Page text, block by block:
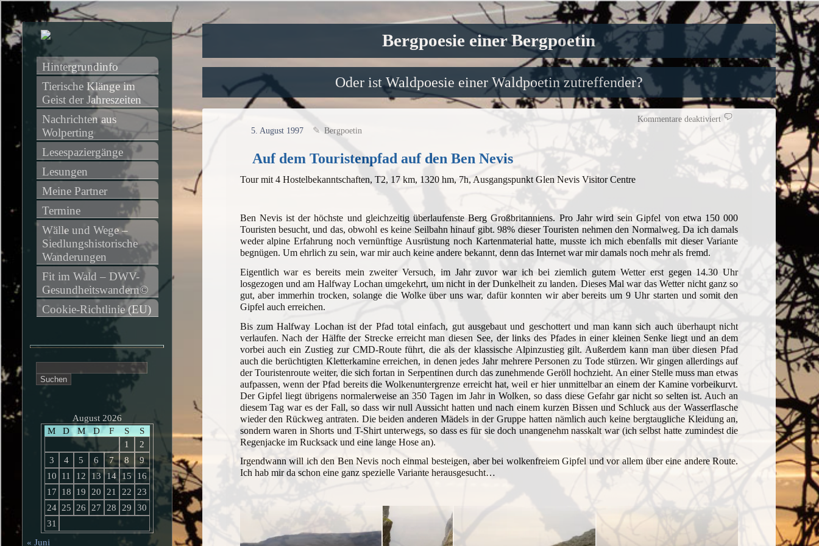
Bergpoesie einer Bergpoetin
Oder ist Waldpoesie einer Waldpoetin zutreffender?
Kommentare deaktiviert für
Auf
5. August 1997 Bergpoetin
Auf dem Touristenpfad auf den Ben Nevis
Tour mit 4 Hostelbekanntschaften, T2, 17 km, 1320 hm, 7h, Ausgangspunkt Glen Nevis Visitor Centre
Ben Nevis ist der höchste und gleichzeitig überlaufenste Berg Großbritanniens. Pro Jahr wird sein Gipfel von etwa 150 000
Touristen besucht, und das, obwohl es keine Seilbahn hinauf gibt. 98% dieser Touristen nehmen den Normalweg. Da ich damals
weder alpine Erfahrung noch vernünftige Ausrüstung noch Kartenmaterial hatte, musste ich mich ebenfalls mit dieser Variante
begnügen. Um ehrlich zu sein, war mir auch keine andere bekannt, denn das Internet war mir damals noch mehr als fremd.
Eigentlich war es bereits mein zweiter Versuch, im Jahr zuvor war ich bei ziemlich gutem Wetter erst gegen 14.30 Uhr
losgezogen und am Halfway Lochan umgekehrt, um nicht in der Dunkelheit zu landen. Dieses Mal war das Wetter nicht ganz so
gut, aber immerhin trocken, solange die Wolke über uns war, dafür konnten wir aber bereits um 9 Uhr starten und somit den
Gipfel auch erreichen.
Bis zum Halfway Lochan ist der Pfad total einfach, gut ausgebaut und geschottert und man kann sich auch überhaupt nicht
verlaufen. Nach der Hälfte der Strecke erreicht man diesen See, der links des Pfades in einer kleinen Senke liegt und an dem
vorbei auch ein Zustieg zur CMD-Route führt, die als der klassische Alpinzustieg gilt. Außerdem kann man über diesen Pfad
auch die berüchtigten Kletterkamine erreichen, in denen jedes Jahr mehrere Personen zu Tode stürzen. Wir gingen allerdings auf
der Touristenroute weiter, die sich fortan in Serpentinen durch das zunehmende Geröll hochzieht. An einer Stelle muss man etwas
aufpassen, wenn der Pfad bereits die Wolkenuntergrenze erreicht hat, weil er hier unmittelbar an einem der Kamine vorbeikurvt.
Der Gipfel liegt übrigens normalerweise an 350 Tagen im Jahr in Wolken, so dass diese Gefahr gar nicht so selten ist. Auch an
diesem Tag war es der Fall, so dass wir null Aussicht hatten und nach einem kurzen Bissen und Schluck aus der Wasserflasche
wieder den Rückweg antraten. Die beiden anderen Mädels in der Gruppe hatten nämlich auch keine bergtaugliche Kleidung an,
sondern waren in Shorts und T-Shirt unterwegs, so dass es für sie doch unangenehm nasskalt war (ich selbst hatte zumindest die
Regenjacke im Rucksack und eine lange Hose an).
Irgendwann will ich den Ben Nevis noch einmal besteigen, aber bei wolkenfreiem Gipfel und vor allem über eine andere Route.
Ich hab mir da schon eine ganz spezielle Variante herausgesucht…
Hintergrundinfo
Tierische Klänge im
Geist der Jahreszeiten
Nachrichten aus
Wolperting
Lesespaziergänge
Lesungen
Meine Partner
Termine
Wälle und Wege –
Siedlungshistorische
Wanderungen
Fit im Wald – DWV-
Gesundheitswandern©
Cookie-Richtlinie (EU)
nach:
August 2026
M
D M D F S
S
1
2
3
4 5 6 7 8
9
10
11 12 13 14 15
16
17
18 19 20 21 22
23
24 25 26 27 28 29
30
31
« Juni